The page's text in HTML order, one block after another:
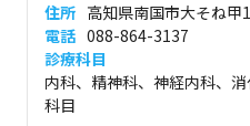
住所 高知県南国市大そね甲
電話 088-864-3137
診療科目
内科、精神科、神経内科、
科目